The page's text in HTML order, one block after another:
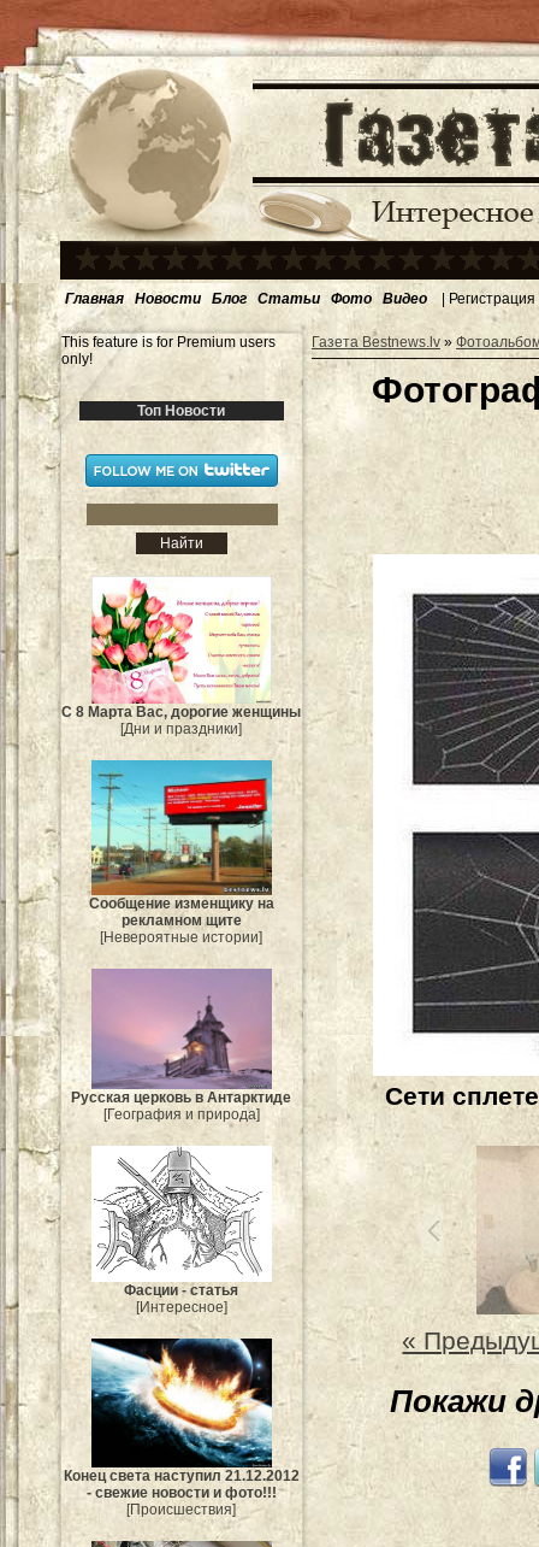
Главная Новости Блог Статьи Фото Видео | Регистрация
This feature is for Premium users
only!
Топ Новости
С 8 Марта Вас, дорогие женщины
[Дни и праздники]
Сообщение изменщику на
рекламном щите
[Невероятные истории]
Русская церковь в Антарктиде
[География и природа]
Фасции - статья
[Интересное]
Конец света наступил 21.12.2012
- свежие новости и фото!!!
[Происшествия]
Газета Bestnews.lv»
Сети
«
Покажи